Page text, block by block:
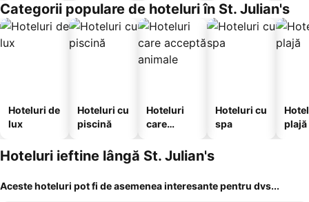
Categorii populare de hoteluri în St. Julian's
Hoteluri de
lux
Hoteluri cu
piscină
Hoteluri
care
animale
Hoteluri cu
spa
plajă
Hoteluri ieftine lângă St. Julian's
Aceste hoteluri pot fi de asemenea interesante pentru dvs...